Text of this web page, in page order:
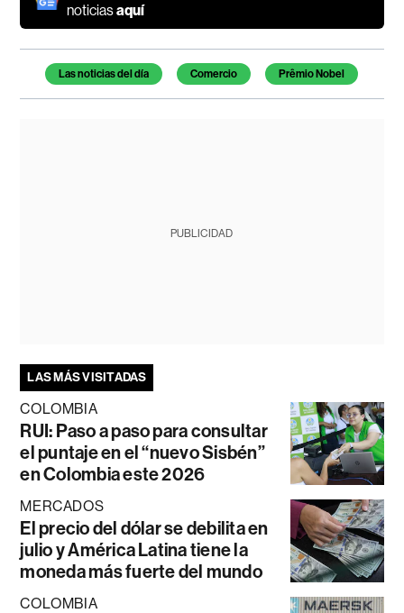
noticiasaquí
Temas de este artículo
Las noticias del día Comercio Prêmio Nobel
PUBLICIDAD
LAS MÁS VISITADAS
COLOMBIA
RUI: Paso a paso para consultar
el puntaje en el “nuevo Sisbén”
en Colombia este 2026
MERCADOS
El precio del dólar se debilita en
julio y América Latina tiene la
moneda más fuerte del mundo
COLOMBIA